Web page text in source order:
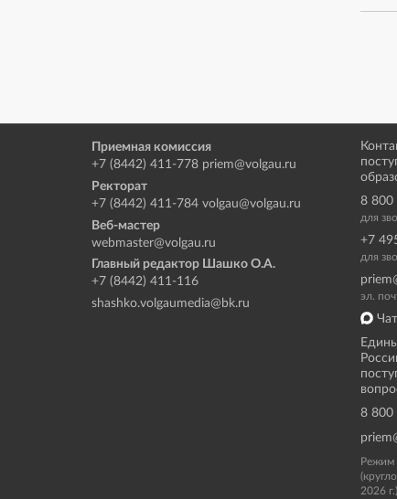
Приемная комиссия
+7 (8442) 411-778 priem@volgau.ru
Ректорат
+7 (8442) 411-784 volgau@volgau.ru
Веб-мастер
webmaster@volgau.ru
Главный редактор Шашко О.А.
+7 (8442) 411-116
shashko.volgaumedia@bk.ru
8 800
для
+7
для
эл.
8 800
Режим
2026 г.)